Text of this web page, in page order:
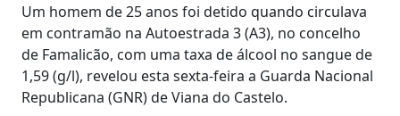
Um homem de 25 anos foi detido quando circulava
em contramão na Autoestrada 3 (A3), no concelho
de Famalicão, com uma taxa de álcool no sangue de
1,59 (g/l), revelou esta sexta-feira a Guarda Nacional
Republicana (GNR) de Viana do Castelo.